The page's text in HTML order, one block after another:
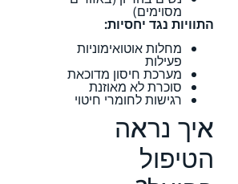
מסוימים)
התוויות נגד יחסיות:
מחלות אוטואימוניות
פעילות
מערכת חיסון מדוכאת
סוכרת לא מאוזנת
רגישות לחומרי חיטוי
איך נראה
הטיפול